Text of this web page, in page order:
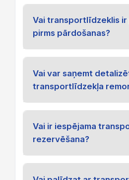
Vai transportlīdzeklis
pirms pārdošanas?
Vai var saņemt
transportlīdzekļa
Vai ir iespējama
rezervēšana?